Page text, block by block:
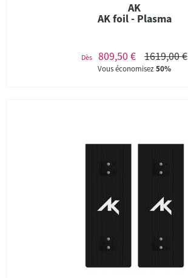
AK
AK foil - Plasma
Dès 809,50 € 1619,00 €
Vous économisez50%